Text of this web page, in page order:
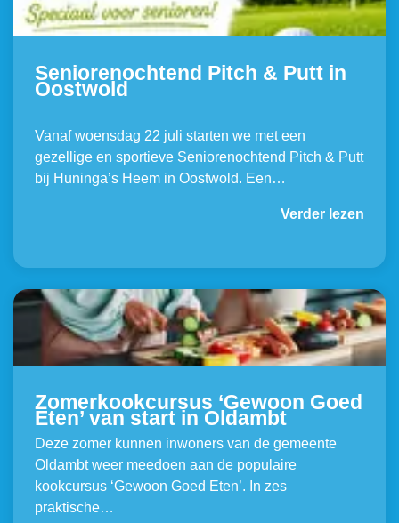
Seniorenochtend Pitch & Putt in
Oostwold
Vanaf woensdag 22 juli starten we met een
gezellige en sportieve Seniorenochtend Pitch & Putt
bij Huninga’s Heem in Oostwold. Een…
Verder lezen
Zomerkookcursus ‘Gewoon Goed
Eten’ van start in Oldambt
Deze zomer kunnen inwoners van de gemeente
Oldambt weer meedoen aan de populaire
kookcursus ‘Gewoon Goed Eten’. In zes
praktische…